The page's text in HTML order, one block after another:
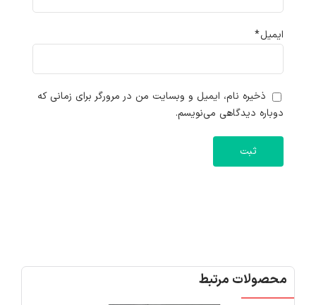
ایمیل*
ذخیره نام، ایمیل و وبسایت من در مرورگر برای زمانی که
دوباره دیدگاهی می‌نویسم.
محصولات مرتبط